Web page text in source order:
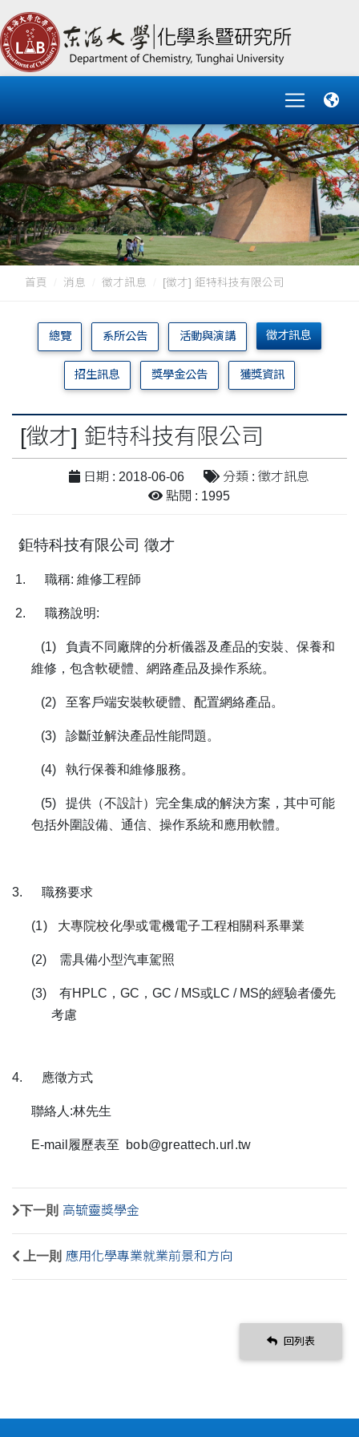
首頁 消息 徵才訊息 [徵才] 鉅特科技有限公司
總覽 系所公告 活動與演講 徵才訊息
招生訊息 獎學金公告 獲獎資訊
[徵才] 鉅特科技有限公司
日期 : 2018-06-06
分類 : 徵才訊息
點閱 : 1995
鉅特科技有限公司 徵才
1. 職稱: 維修工程師
2. 職務說明:
(1)
負責不同廠牌的分析儀器及產品的安裝、保養和
維修，包含軟硬體、網路產品及操作系統。
(2) 至客戶端安裝軟硬體、配置網絡產品。
(3) 診斷並解決產品性能問題。
(4) 執行保養和維修服務。
(5)
提供（不設計）完全集成的解決方案，其中可能
包括外圍設備、通信、操作系統和應用軟體。
3. 職務要求
(1) 大專院校化學或電機電子工程相關科系畢業
(2) 需具備小型汽車駕照
(3) 有HPLC ， GC ， GC / MS或LC / MS的經驗者優先
考慮
4. 應徵方式
聯絡人 :林先生
E-mail 履歷表至 bob@greattech.url.tw
下一則 高毓靈獎學金
上一則 應用化學專業就業前景和方向
回列表